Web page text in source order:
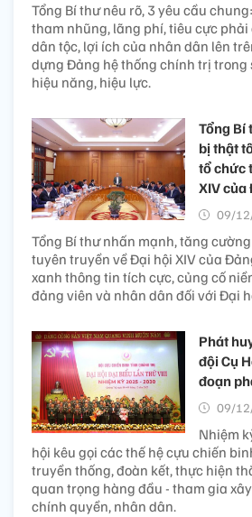
Tổng Bí thư nêu rõ, 3 yêu cầu
tham nhũng, lãng phí, tiêu cực
dân tộc, lợi ích của nhân dân lên
dựng Đảng hệ thống chính trị trong
hiệu năng, hiệu lực.
Tổng Bí
bị thật
tổ chức
XIV của
09/
Tổng Bí thư nhấn mạnh, tăng
tuyên truyền về Đại hội XIV của
xanh thông tin tích cực, củng cố
đảng viên và nhân dân đối với Đại
Phát
đội Cụ
đoạn
09/
Nhiệm
hội kêu gọi các thế hệ cựu chiến
truyền thống, đoàn kết, thực hiện
quan trọng hàng đầu - tham gia
chính quyền, nhân dân.